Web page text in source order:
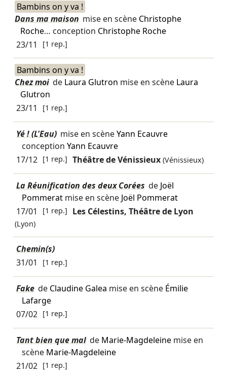
Bambins on y va !
Dans ma maison mise en scène Christophe
Roche… conception Christophe Roche
23/11
[1 rep.]
Bambins on y va !
Chez moi de Laura Glutron mise en scène Laura
Glutron
23/11
[1 rep.]
Yé ! (L'Eau) mise en scèneYann Ecauvre
conception Yann Ecauvre
17/12 [1 rep.] Théâtre de Vénissieux (Vénissieux)
La Réunification des deux Corées de Joël
Pommeratmise en scène Joël Pommerat
17/01
[1 rep.] Les Célestins, Théâtre de Lyon
(Lyon)
Chemin(s)
31/01
[1 rep.]
Fake de Claudine Galea mise en scène Émilie
Lafarge
07/02 [1 rep.]
Tant bien que mal de Marie-Magdeleinemise en
scène Marie-Magdeleine
21/02 [1 rep.]